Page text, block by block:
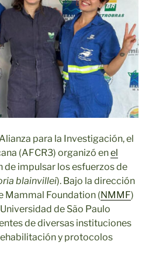
para la Investigación, el
(AFCR3) organizó enel
de impulsar los esfuerzos de
blainvillei). Bajo la dirección
Mammal Foundation (NMMF)
Universidad de São Paulo
de diversas instituciones
y protocolos